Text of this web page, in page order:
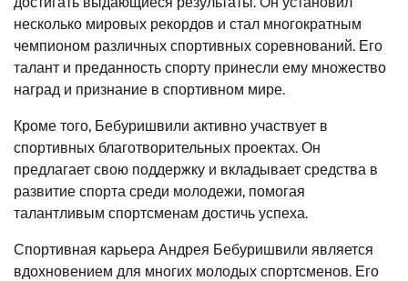
несколько мировых рекордов и стал многократным
чемпионом различных спортивных соревнований. Его
талант и преданность спорту принесли ему множество
наград и признание в спортивном мире.
Кроме того, Бебуришвили активно участвует в
спортивных благотворительных проектах. Он
предлагает свою поддержку и вкладывает средства в
развитие спорта среди молодежи, помогая
талантливым спортсменам достичь успеха.
Спортивная карьера Андрея Бебуришвили является
вдохновением для многих молодых спортсменов. Его